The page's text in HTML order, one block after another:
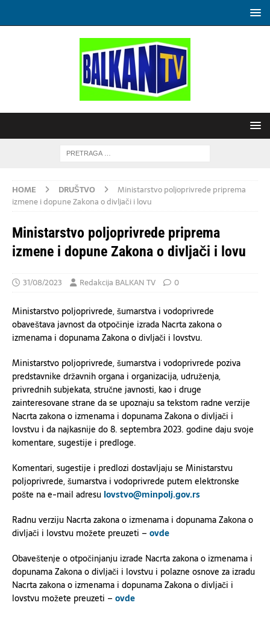
HOME DRUŠTVO
Ministarstvo poljoprivrede priprema
izmene i dopune Zakona o divljači i lovu
Ministarstvo poljoprivrede priprema
izmene i dopune Zakona o divljači i lovu
31/08/2023 Redakcija BALKAN TV 0
Ministarstvo poljoprivrede, šumarstva i vodoprivrede
obaveštava javnost da otpočinje izrada Nacrta zakona o
izmenama i dopunama Zakona o divljači i lovstvu.
Ministarstvo poljoprivrede, šumarstva i vodoprivrede poziva
predstavnike državnih organa i organizacija, udruženja,
privrednih subjekata, stručne javnosti, kao i druge
zainteresovane strane da se upoznaju sa tekstom radne verzije
Nacrta zakona o izmenama i dopunama Zakona o divljači i
lovstvu i da najkasnije do 8. septembra 2023. godine daju svoje
komentare, sugestije i predloge.
Komentari, sugestije i predlozi dostavljaju se Ministarstvu
poljoprivrede, šumarstva i vodoprivrede putem elektronske
pošte na e-mail adresu lovstvo@minpolj.gov.rs
Radnu verziju Nacrta zakona o izmenama i dopunama Zakona o
divljači i lovstvu možete preuzeti – ovde
Obaveštenje o otpočinjanju izrade Nacrta zakona o izmenama i
dopunama Zakona o divljači i lovstvu i polazne osnove za izradu
Nacrta zakona o izmenama i dopunama Zakona o divljači i
lovstvu možete preuzeti – ovde